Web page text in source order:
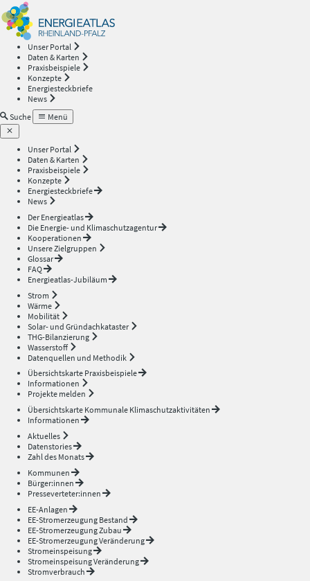
Unser Portal
Daten & Karten
Praxisbeispiele
Konzepte
Energiesteckbriefe
News
Suche
Menü
Unser Portal
Daten & Karten
Praxisbeispiele
Konzepte
Energiesteckbriefe
News
Der Energieatlas
Die Energie- und Klimaschutzagentur
Kooperationen
Unsere Zielgruppen
Glossar
FAQ
Energieatlas-Jubiläum
Strom
Wärme
Mobilität
Solar- und Gründachkataster
THG-Bilanzierung
Wasserstoff
Datenquellen und Methodik
Übersichtskarte Praxisbeispiele
Informationen
Projekte melden
Übersichtskarte Kommunale Klimaschutzaktivitäten
Informationen
Aktuelles
Datenstories
Zahl des Monats
Kommunen
Bürger:innen
Presseverteter:innen
EE-Anlagen
EE-Stromerzeugung Bestand
EE-Stromerzeugung Zubau
EE-Stromerzeugung Veränderung
Stromeinspeisung
Stromeinspeisung Veränderung
Stromverbrauch